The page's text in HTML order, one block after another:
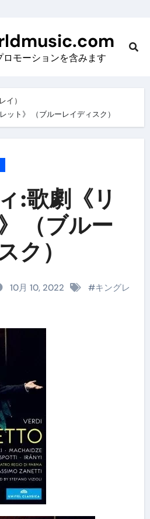
ロモーションを含みます
イ）
ット》 （ブルーレイディスク）
:歌劇《リ
（ブルー
ク）
10月 10, 2022 #キングレ